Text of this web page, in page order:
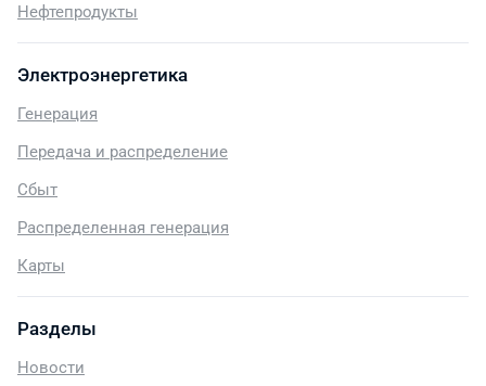
Нефтепродукты
Электроэнергетика
Генерация
Передача и распределение
Сбыт
Распределенная генерация
Карты
Разделы
Новости